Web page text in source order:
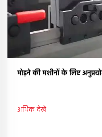
मोड़ने की मशीनों के लिए
अधिक देखें